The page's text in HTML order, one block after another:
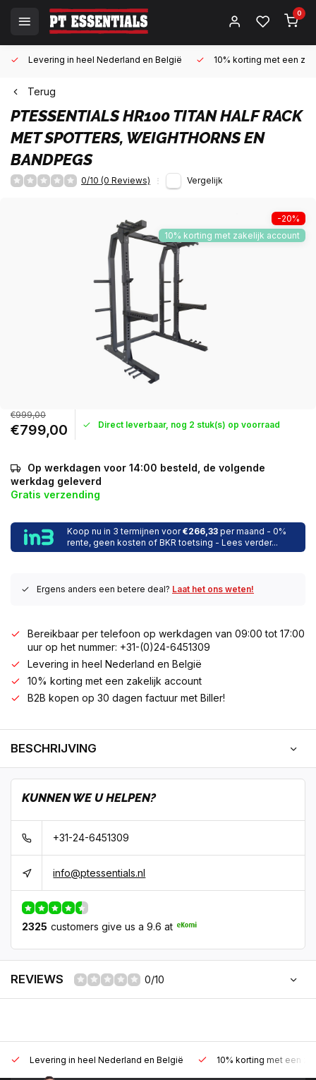
0
Levering in heel Nederland en België 10% korting met een
Terug
PTESSENTIALSHR100 TITAN HALF RACK
MET SPOTTERS, WEIGHTHORNS EN
BANDPEGS
0/10 (0 Reviews) Vergelijk
-20%
10% korting met zakelijk account
€999,00
€799,00 Direct leverbaar, nog 2 stuk(s) op voorraad
Op werkdagen voor 14:00 besteld, de volgende
werkdag geleverd
Gratis verzending
Koop nu in 3 termijnen voor€266,33 per maand - 0%
rente, geen kosten of BKR toetsing - Lees verder...
Ergens anders een betere deal? Laat het ons weten!
Bereikbaar per telefoon op werkdagen van 09:00 tot 17:00
uur op het nummer: +31-(0)24-6451309
Levering in heel Nederland en België
10% korting met een zakelijk account
B2B kopen op 30 dagen factuur met Biller!
BESCHRIJVING
KUNNEN WE U HELPEN?
+31-24-6451309
info@ptessentials.nl
2325 customers give us a 9.6 at
REVIEWS 0/10
Levering in heel Nederland en België 10% korting met een